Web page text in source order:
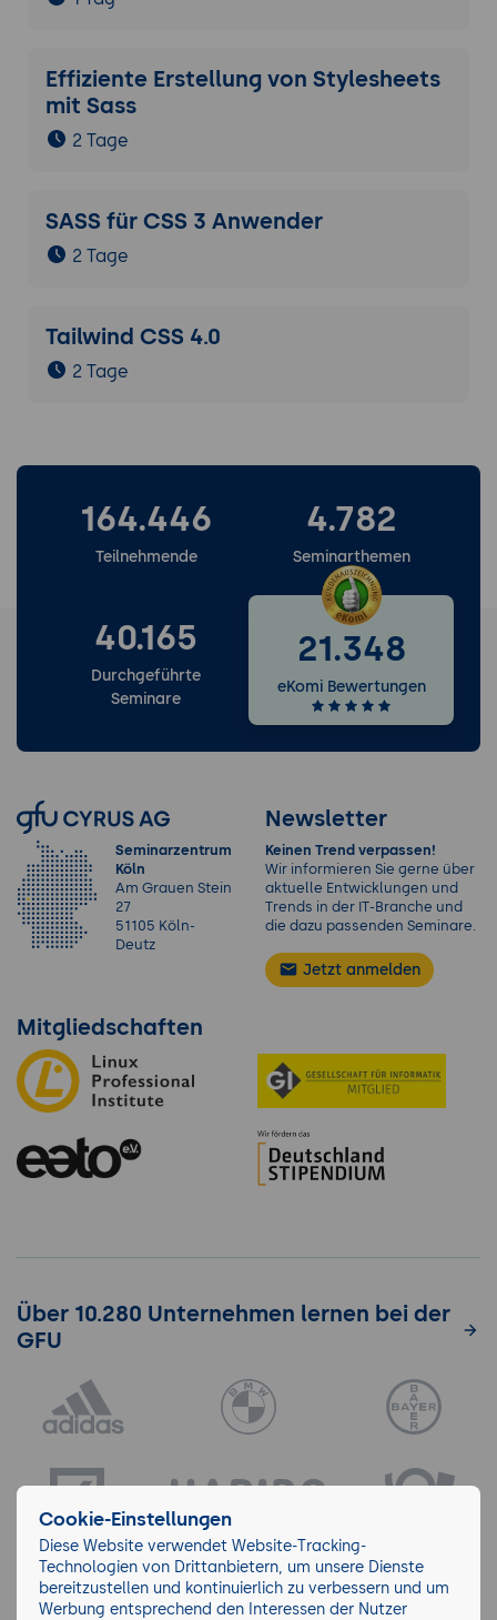
Effiziente Erstellung von Stylesheets
mit Sass
2 Tage
SASS für CSS 3 Anwender
2 Tage
Tailwind CSS 4.0
2 Tage
164.446
Teilnehmende
4.782
Seminarthemen
40.165
Durchgeführte
Seminare
21.348
eKomi Bewertungen
Seminarzentrum
Köln
Am Grauen Stein
27
51105 Köln-
Deutz
Newsletter
Keinen Trend verpassen!
Wir informieren Sie gerne über
aktuelle Entwicklungen und
Trends in der IT-Branche und
die dazu passenden Seminare.
Jetzt anmelden
Mitgliedschaften
Über 10.280 Unternehmen lernen bei der
GFU
Cookie-Einstellungen
Diese Website verwendet Website-Tracking-
Technologien von Drittanbietern, um unsere Dienste
bereitzustellen und kontinuierlich zu verbessern und um
Werbung entsprechend den Interessen der Nutzer